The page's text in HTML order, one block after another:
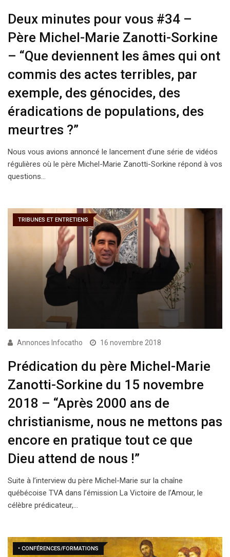
Deux minutes pour vous #34 –
Père Michel-Marie Zanotti-Sorkine
– “Que deviennent les âmes qui ont
commis des actes terribles, par
exemple, des génocides, des
éradications de populations, des
meurtres ?”
Nous vous avions annoncé le lancement d’une série de vidéos
régulières où le père Michel-Marie Zanotti-Sorkine répond à vos
questions…
TRIBUNES ET ENTRETIENS
Annonces Infocatho 16 novembre 2018
Prédication du père Michel-Marie
Zanotti-Sorkine du 15 novembre
2018 – “Après 2000 ans de
christianisme, nous ne mettons pas
encore en pratique tout ce que
Dieu attend de nous !”
Suite à l’interview du père Michel-Marie sur la chaîne
québécoise TVA dans l’émission La Victoire de l’Amour, le
célèbre prédicateur,…
• CONFÉRENCES/FORMATIONS